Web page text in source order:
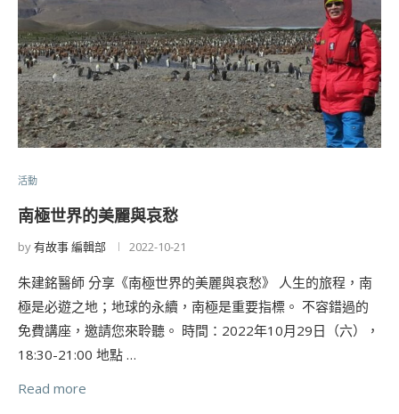
活動
南極世界的美麗與哀愁
by有故事 編輯部 2022-10-21
朱建銘醫師 分享《南極世界的美麗與哀愁》 人生的旅程，南
極是必遊之地；地球的永續，南極是重要指標。 不容錯過的
免費講座，邀請您來聆聽。 時間：2022年10月29日（六），
18:30-21:00 地點 …
Read more